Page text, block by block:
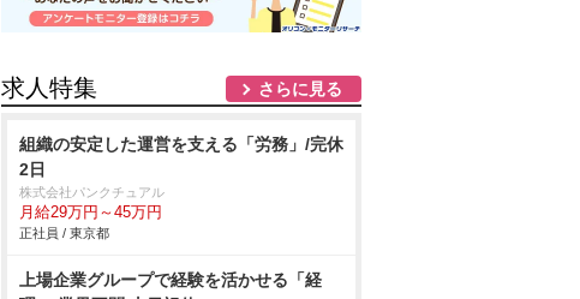
求人特集 さらに見る
組織の安定した運営を支える「労務」/完休
2日
株式会社パンクチュアル
月給29万円～45万円
正社員 / 東京都
上場企業グループで経験を活かせる「経